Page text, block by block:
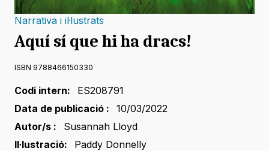
Narrativa i il·lustrats
Aquí sí que hi ha dracs!
ISBN 9788466150330
Codi intern:
ES208791
Data de publicació :
10/03/2022
Autor/s :
Susannah Lloyd
Il·lustració:
Paddy Donnelly